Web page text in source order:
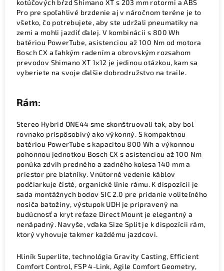
kotúčových bŕzd Shimano XT s 203 mm rotormi a ABS
Pro pre spoľahlivé brzdenie aj v náročnom teréne je to
všetko, čo potrebujete, aby ste udržali pneumatiky na
zemi a mohli jazdiť ďalej. V kombinácii s 800 Wh
batériou PowerTube, asistenciou až 100 Nm od motora
Bosch CX a ľahkým radením a obrovským rozsahom
prevodov Shimano XT 1x12 je jedinou otázkou, kam sa
vyberiete na svoje ďalšie dobrodružstvo na traile.
Rám:
Stereo Hybrid ONE44 sme skonštruovali tak, aby bol
rovnako prispôsobivý ako výkonný. S kompaktnou
batériou PowerTube s kapacitou 800 Wh a výkonnou
pohonnou jednotkou Bosch CX s asistenciou až 100 Nm
ponúka zdvih predného a zadného kolesa 140 mm a
priestor pre blatníky. Vnútorné vedenie káblov
podčiarkuje čisté, organické línie rámu. K dispozícii je
sada montážnych bodov SIC 2.0 pre pridanie voliteľného
nosiča batožiny, výstupok UDH je pripravený na
budúcnosť a kryt reťaze Direct Mount je elegantný a
nenápadný. Navyše, vďaka Size Split je k dispozícii rám,
ktorý vyhovuje takmer každému jazdcovi.
Hliník Superlite, technológia Gravity Casting, Efficient
Comfort Control, FSP 4-Link, Agile Comfort Geometry,